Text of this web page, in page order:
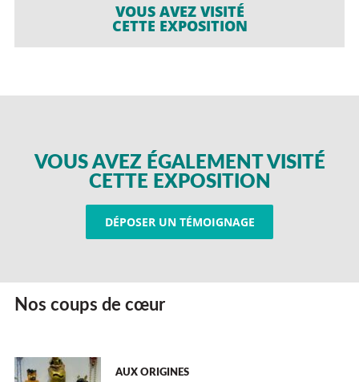
VOUS AVEZ VISITÉ
CETTE EXPOSITION
VOUS AVEZ ÉGALEMENT VISITÉ
CETTE EXPOSITION
DÉPOSER UN TÉMOIGNAGE
Nos coups de cœur
AUX ORIGINES